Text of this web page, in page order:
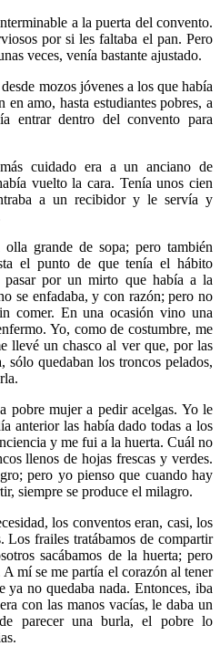
a la puerta del convento.
por si les faltaba el pan. Pero
veces, venía bastante ajustado.
mozos jóvenes a los que había
en amo, hasta estudiantes pobres, a
entrar dentro del convento para
cuidado era a un anciano de
vuelto la cara. Tenía unos cien
a un recibidor y le servía y
grande de sopa; pero también
el punto de que tenía el hábito
por un mirto que había a la
se enfadaba, y con razón; pero no
comer. En una ocasión vino una
Yo, como de costumbre, me
llevé un chasco al ver que, por las
sólo quedaban los troncos pelados,
pobre mujer a pedir acelgas. Yo le
anterior las había dado todas a los
y me fui a la huerta. Cuál no
llenos de hojas frescas y verdes.
pero yo pienso que cuando hay
siempre se produce el milagro.
los conventos eran, casi, los
Los frailes tratábamos de compartir
sacábamos de la huerta; pero
mí se me partía el corazón al tener
ya no quedaba nada. Entonces, iba
con las manos vacías, le daba un
parecer una burla, el pobre lo